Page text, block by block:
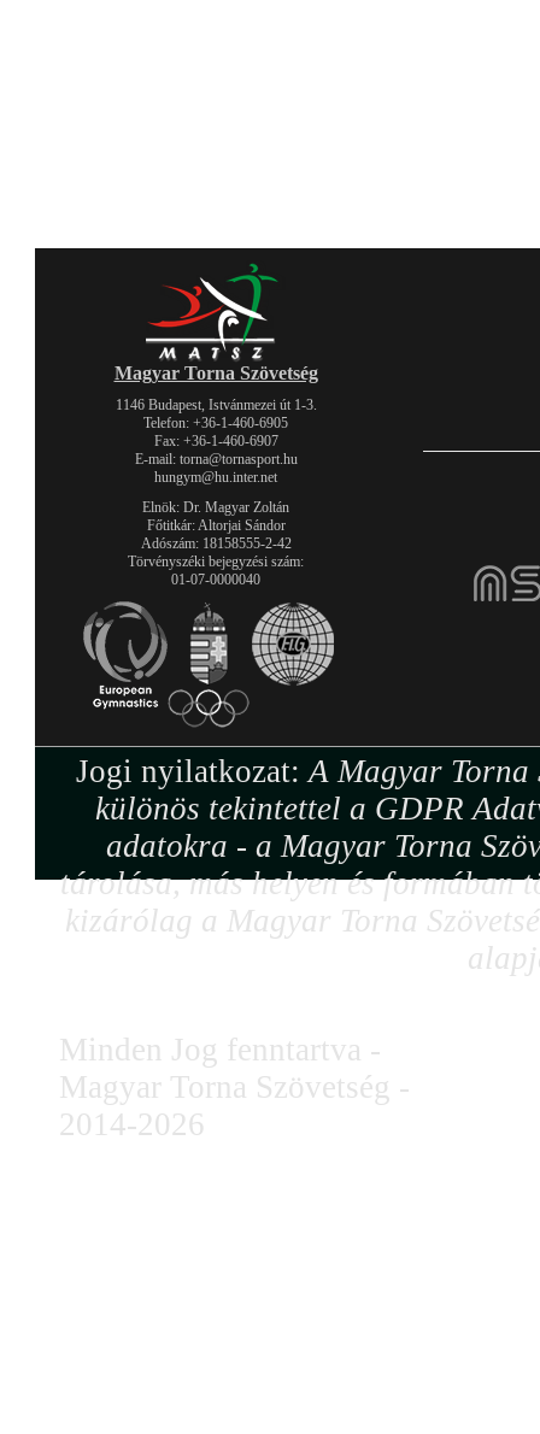
Magyar Torna Szövetség
1146 Budapest, Istvánmezei út 1-3.
Telefon: +36-1-460-6905
Fax: +36-1-460-6907
E-mail: torna@tornasport.hu
hungym@hu.inter.net
Elnök: Dr. Magyar Zoltán
Főtitkár: Altorjai Sándor
Adószám: 18158555-2-42
Törvényszéki bejegyzési szám:
01-07-0000040
Jogi nyilatkozat:A Magyar Torna
különös tekintettel a GDPR
adatokra - a Magyar Torna
tárolása, más helyen és formában
kizárólag a Magyar Torna
Minden Jog fenntartva -
Magyar Torna Szövetség -
2014-2026